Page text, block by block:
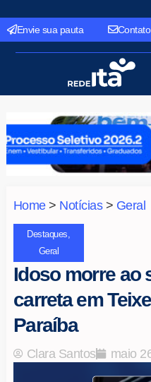
Envie sua pauta Contato
Home> Notícias> Geral
Destaques
Geral
Idoso morre ao
carreta em
Paraíba
Clara Santos maio